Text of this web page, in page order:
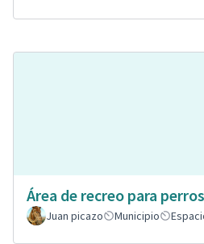
Área de recreo para
Juan picazo
Municipio